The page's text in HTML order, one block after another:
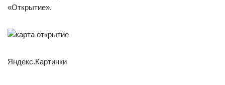
«Открытие».
Яндекс.Картинки